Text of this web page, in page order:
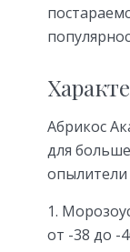
Абрикос
для
опылители
от -38 до -